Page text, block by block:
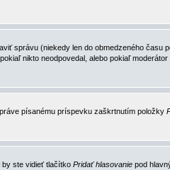
správu (niekedy len do obmedzeného času
nikto neodpovedal, alebo pokiaľ
práve písanému príspevku zaškrtnutím položky
by ste vidieť tlačítko Pridať hlasovanie pod